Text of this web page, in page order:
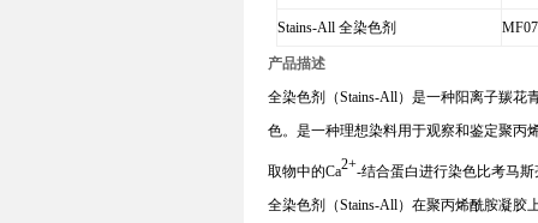
Stains-All 全染色剂
产品描述
全染色剂
（Stains-All）是一种阳离子羰花
色。是一种理想染料用于观察和鉴定聚丙
取物中的Ca2+-结合蛋白进行染色比考马
全染色剂 （Stains-All）在聚丙烯酰胺凝胶